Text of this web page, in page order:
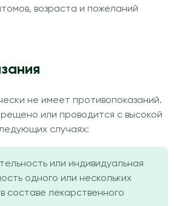
возраста и пожеланий
не имеет противопоказаний.
или проводится с высокой
случаях:
или индивидуальная
одного или нескольких
составе лекарственного